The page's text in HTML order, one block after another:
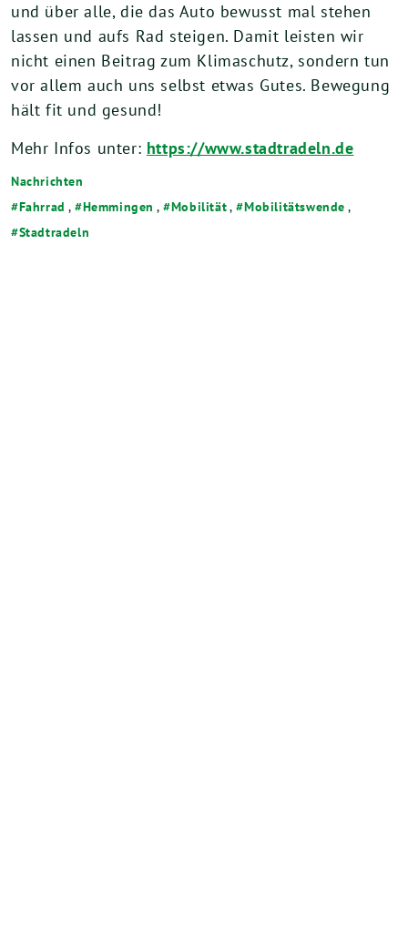
und über alle, die das Auto bewusst mal stehen
lassen und aufs Rad steigen. Damit leisten wir
nicht einen Beitrag zum Klimaschutz, sondern tun
vor allem auch uns selbst etwas Gutes. Bewegung
hält fit und gesund!
Mehr Infos unter: https://www.stadtradeln.de
Nachrichten
Fahrrad , Hemmingen , Mobilität, Mobilitätswende ,
Stadtradeln